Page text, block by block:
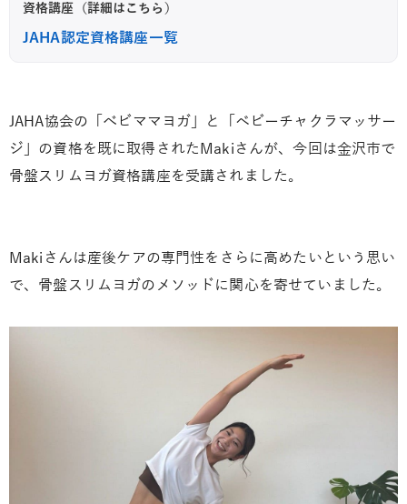
資格講座（詳細はこちら）
JAHA認定資格講座一覧
JAHA協会の「べビママヨガ」と「ベビーチャクラマッサー
ジ」の資格を既に取得されたMakiさんが、今回は金沢市で
骨盤スリムヨガ資格講座を受講されました。
Makiさんは産後ケアの専門性をさらに高めたいという思い
で、骨盤スリムヨガのメソッドに関心を寄せていました。